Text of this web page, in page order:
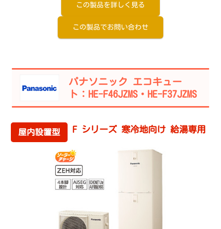
この製品を詳しく見る
この製品でお問い合わせ
パナソニック エコキュー
ト：HE-F46JZMS・HE-F37JZMS
屋内設置型 F シリーズ 寒冷地向け 給湯専用